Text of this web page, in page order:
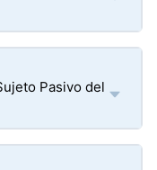
Pasivo del